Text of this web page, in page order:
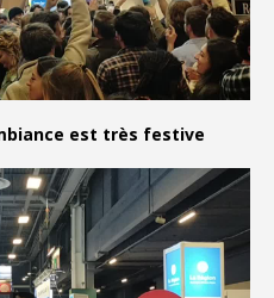
est très festive